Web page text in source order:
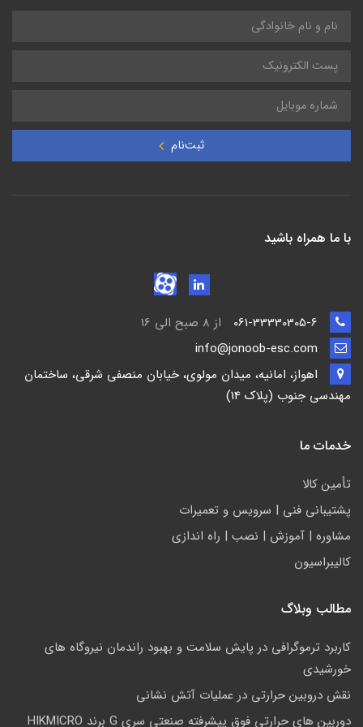
ثبت‌نام
با ما همراه باشید
از 8 صبح الی 16
اهواز، امانیه، میدان مولوی، خیابان منصفی شرقی، ساختمان
مهندسی جنوب (پلاک 14)
خدمات ما
تأمين كالا
پشتيباني فني | سرويس و تعمیرات
مشاوره | آموزش | نصب | راه اندازی
کالیبراسیون
مطالب وبلاگ
کاربرد ترموگرافی در پایش سلامت و بهبود راندمان نیروگاه های
خورشیدی
نقش دروبین حرارتی در عملیات آتش نشانی
دوربین های حرارتی فوق پیشرفته صنعتی سری G برند HIKMICRO